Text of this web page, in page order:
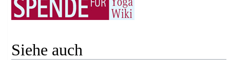
Siehe auch